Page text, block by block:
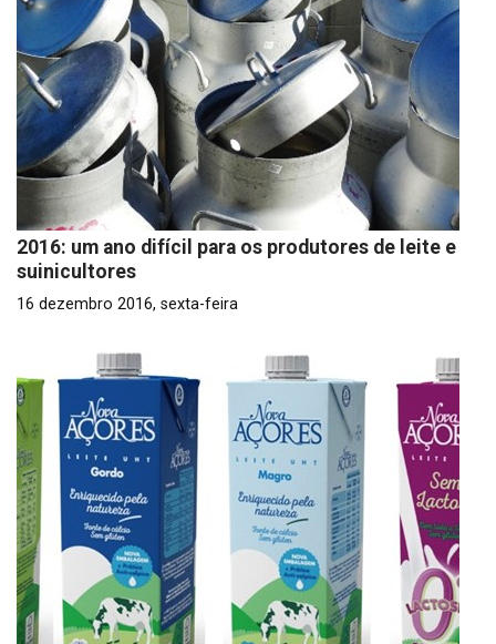
2016: um ano difícil para os produtores de leite e
suinicultores
16 dezembro 2016, sexta-feira